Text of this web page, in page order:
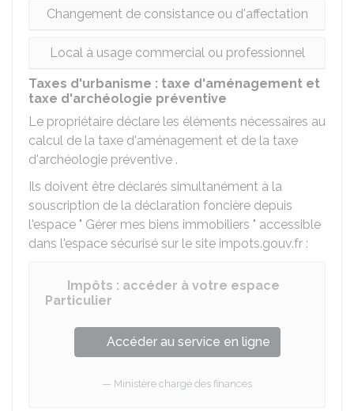
Changement de consistance ou d'affectation
Local à usage commercial ou professionnel
Taxes d'urbanisme : taxe d'aménagement et
taxe d'archéologie préventive
Le propriétaire déclare les éléments nécessaires au
calcul de la taxe d'aménagement et de la taxe
d'archéologie préventive .
Ils doivent être déclarés simultanément à la
souscription de la déclaration foncière depuis
l'espace " Gérer mes biens immobiliers " accessible
dans l'espace sécurisé sur le site impots.gouv.fr :
Impôts : accéder à votre espace
Particulier
Accéder au service en ligne
Ministère chargé des finances